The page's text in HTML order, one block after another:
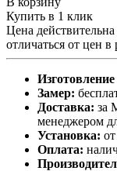
Купить в 1 клик
Цена
отличаться от цен
Замер:
Доставка: за
менеджером
Установка:
Оплата: